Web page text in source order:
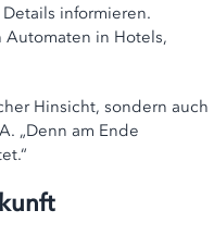
informieren.
in Hotels,
Hinsicht, sondern auch
„Denn am Ende